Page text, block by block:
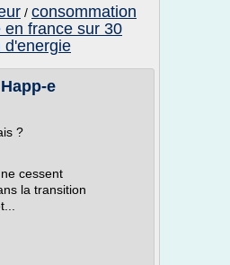
/ consommation
france sur 30
d'energie
e
?
cessent
la transition